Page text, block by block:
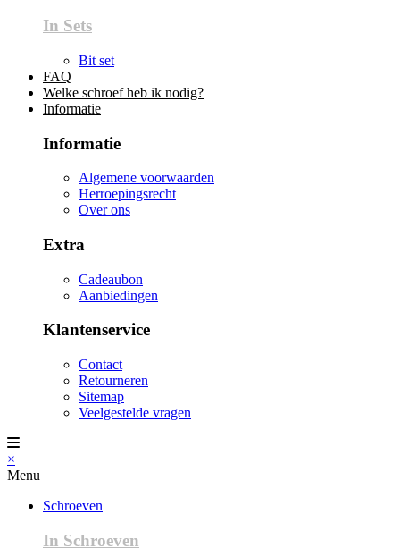
In Sets
Bit set
FAQ
Welke schroef heb ik nodig?
Informatie
Informatie
Algemene voorwaarden
Herroepingsrecht
Over ons
Extra
Cadeaubon
Aanbiedingen
Klantenservice
Contact
Retourneren
Sitemap
Veelgestelde vragen
×
Menu
Schroeven
In Schroeven